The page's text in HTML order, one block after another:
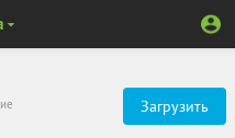
Загрузить